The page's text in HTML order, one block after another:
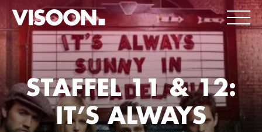
STAFFEL 11 & 12:
IT’S ALWAYS